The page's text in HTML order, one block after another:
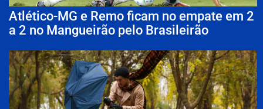
Atlético-MG e Remo ficam no empate em 2
a 2 no Mangueirão pelo Brasileirão